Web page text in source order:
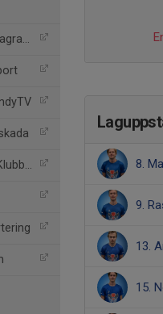
8.
9.
13.
15.